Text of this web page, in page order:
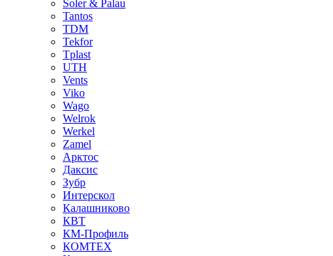
Soler & Palau
Tantos
TDM
Tekfor
Tplast
UTH
Vents
Viko
Wago
Welrok
Werkel
Zamel
Арктос
Даксис
Зубр
Интерскол
Калашниково
КВТ
КМ-Профиль
КОМТЕХ